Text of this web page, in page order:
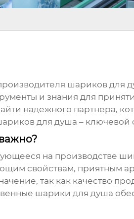
шариков для
и знания для
надежного партнера,
для душа – ключевой
на производстве
свойствам, приятным
так как качество
шарики для душа